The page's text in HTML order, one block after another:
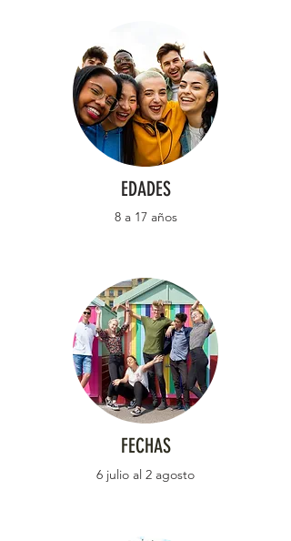
EDADES
8 a 17 años
FECHAS
6 julio al 2 agosto